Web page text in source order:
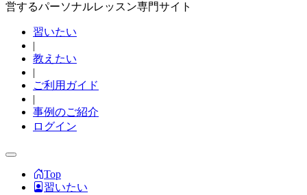
営するパーソナルレッスン専門サイト
習いたい
|
教えたい
|
ご利用ガイド
|
事例のご紹介
ログイン
Top
習いたい